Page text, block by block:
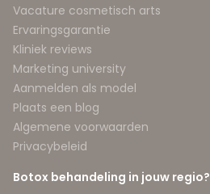
Vacature cosmetisch arts
Ervaringsgarantie
Kliniek reviews
Marketing university
Aanmelden als model
Plaats een blog
Algemene voorwaarden
Privacybeleid
Botox behandeling in jouw regio?